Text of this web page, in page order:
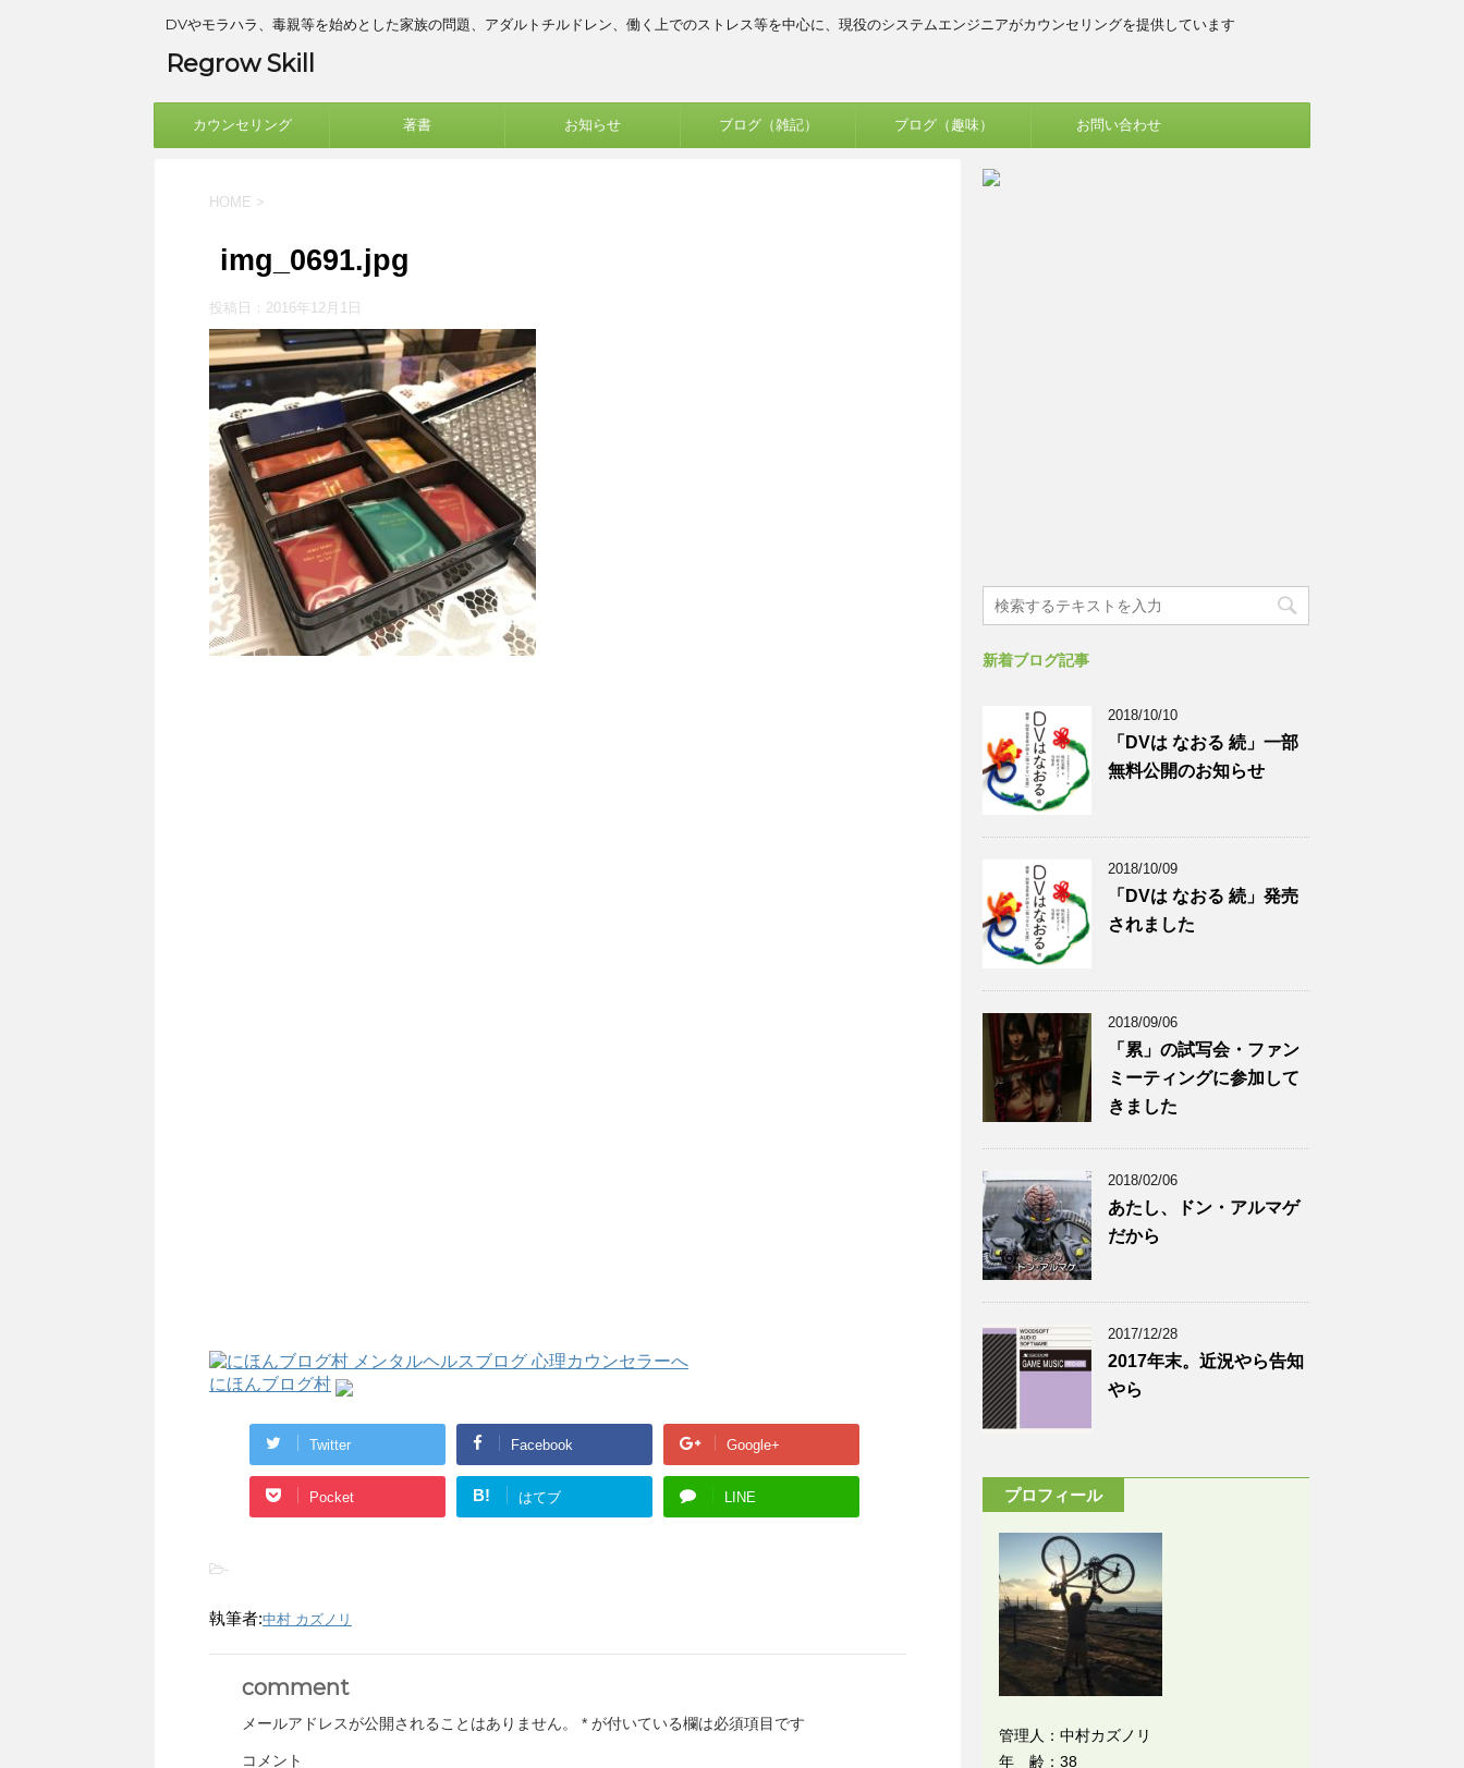
DVやモラハラ、毒親等を始めとした家族の問題、アダルトチルドレン、働く上でのストレス等を中心に、現役のシステムエンジニアがカウンセリングを提供しています
Regrow Skill
カウンセリング 著書 お知らせ ブログ（雑記） ブログ（趣味） お問い合わせ
HOME >
img_0691.jpg
投稿日： 2016年12月1日
にほんブログ村
Twitter Facebook Google+
Pocket B! はてブ LINE
-
執筆者:中村 カズノリ
comment
メールアドレスが公開されることはありません。 * が付いている欄は必須項目です
コメント
新着ブログ記事
2018/10/10
「DVは なおる 続」一部
無料公開のお知らせ
2018/10/09
「DVは なおる 続」発売
されました
2018/09/06
「累」の試写会・ファン
ミーティングに参加して
きました
2018/02/06
あたし、ドン・アルマゲ
だから
2017/12/28
2017年末。近況やら告知
やら
プロフィール
管理人：中村カズノリ
年 齢：38